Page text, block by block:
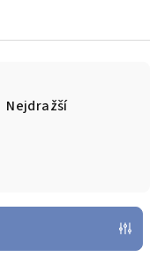
Nejdražší